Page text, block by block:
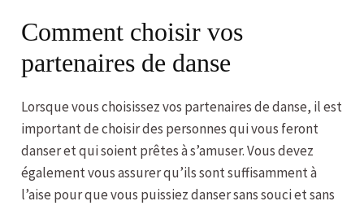
Comment choisir vos
partenaires de danse
Lorsque vous choisissez vos partenaires de danse, il est
important de choisir des personnes qui vous feront
danser et qui soient prêtes à s’amuser. Vous devez
également vous assurer qu’ils sont suffisamment à
l’aise pour que vous puissiez danser sans souci et sans